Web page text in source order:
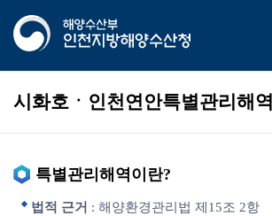
시화호ㆍ인천연안특별관리해역
특별관리해역이란?
법적 근거 : 해양환경관리법 제15조 2항